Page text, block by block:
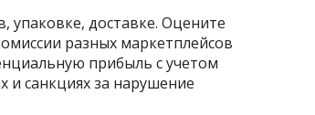
упаковке, доставке. Оцените
разных маркетплейсов
прибыль с учетом
и санкциях за нарушение